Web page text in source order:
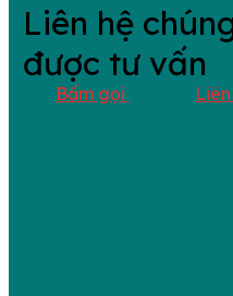
Liên hệ
được tư vấn
Bấm gọi